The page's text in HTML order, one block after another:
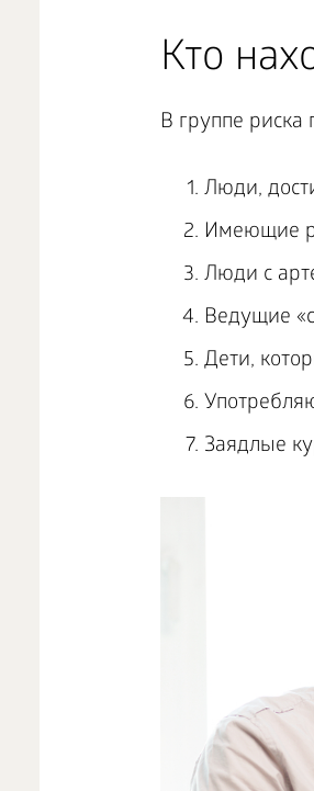
Кто
В группе риска
Люди,
Имеющие
Люди с
Ведущие
Дети,
Заядлые